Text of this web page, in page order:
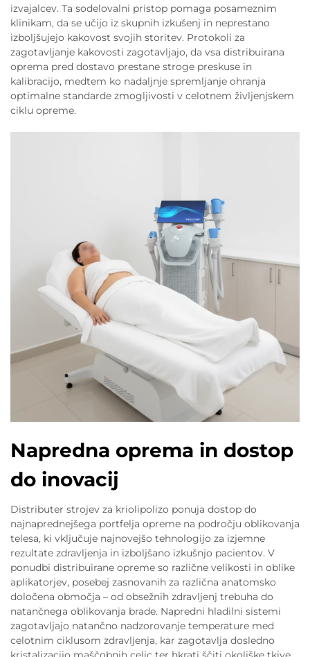
izvajalcev. Ta sodelovalni pristop pomaga posameznim
klinikam, da se učijo iz skupnih izkušenj in neprestano
izboljšujejo kakovost svojih storitev. Protokoli za
zagotavljanje kakovosti zagotavljajo, da vsa distribuirana
oprema pred dostavo prestane stroge preskuse in
kalibracijo, medtem ko nadaljnje spremljanje ohranja
optimalne standarde zmogljivosti v celotnem življenjskem
ciklu opreme.
Napredna oprema in dostop
do inovacij
Distributer strojev za kriolipolizo ponuja dostop do
najnaprednejšega portfelja opreme na področju oblikovanja
telesa, ki vključuje najnovejšo tehnologijo za izjemne
rezultate zdravljenja in izboljšano izkušnjo pacientov. V
ponudbi distribuirane opreme so različne velikosti in oblike
aplikatorjev, posebej zasnovanih za različna anatomsko
določena območja – od obsežnih zdravljenj trebuha do
natančnega oblikovanja brade. Napredni hladilni sistemi
zagotavljajo natančno nadzorovanje temperature med
celotnim ciklusom zdravljenja, kar zagotavlja dosledno